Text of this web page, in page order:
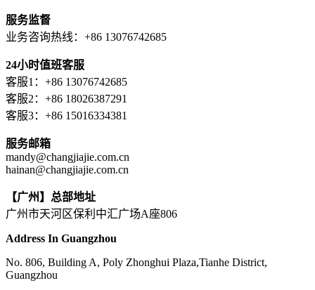
服务监督
业务咨询热线：+86 13076742685
24小时值班客服
客服1：+86 13076742685
客服2：+86 18026387291
客服3：+86 15016334381
服务邮箱
mandy@changjiajie.com.cn
hainan@changjiajie.com.cn
【广州】总部地址
广州市天河区保利中汇广场A座806
Address In Guangzhou
No. 806, Building A, Poly Zhonghui Plaza,Tianhe District,
Guangzhou